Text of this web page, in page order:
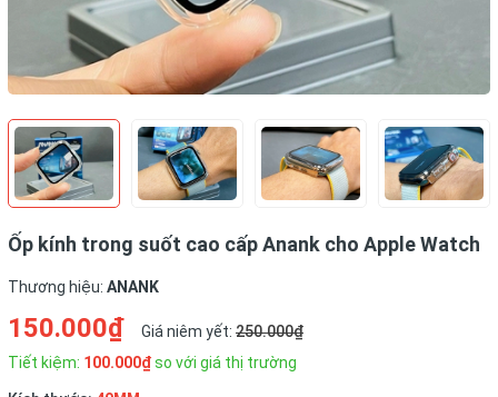
Ốp kính trong suốt cao cấp Anank cho Apple Watch
Thương hiệu: ANANK
150.000₫ Giá niêm yết: 250.000₫
Tiết kiệm: 100.000₫so với giá thị trường